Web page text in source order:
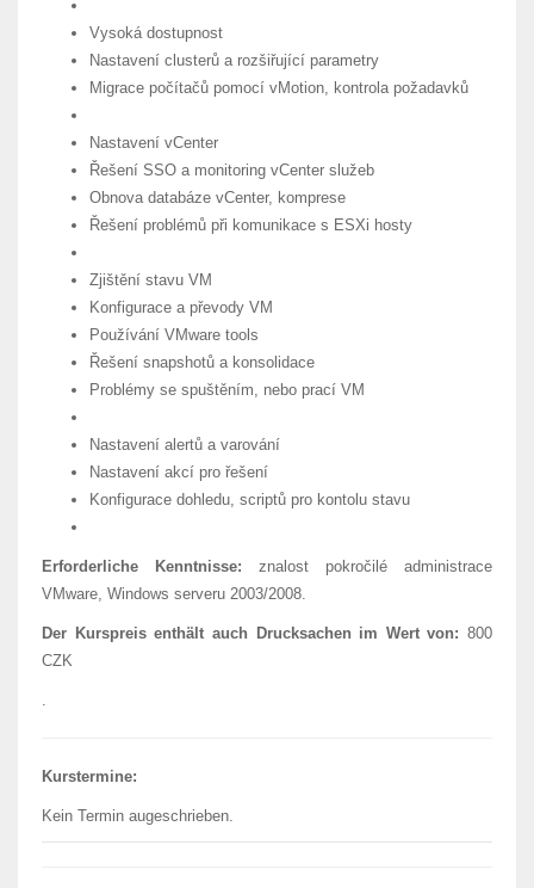
Vysoká dostupnost
Nastavení clusterů a rozšiřující parametry
Migrace počítačů pomocí vMotion, kontrola požadavků
Nastavení vCenter
Řešení SSO a monitoring vCenter služeb
Obnova databáze vCenter, komprese
Řešení problémů při komunikace s ESXi hosty
Zjištění stavu VM
Konfigurace a převody VM
Používání VMware tools
Řešení snapshotů a konsolidace
Problémy se spuštěním, nebo prací VM
Nastavení alertů a varování
Nastavení akcí pro řešení
Konfigurace dohledu, scriptů pro kontolu stavu
Erforderliche Kenntnisse: znalost pokročilé administrace
VMware, Windows serveru 2003/2008.
Der Kurspreis enthält auch Drucksachen im Wert von: 800
CZK
.
Kurstermine:
Kein Termin augeschrieben.